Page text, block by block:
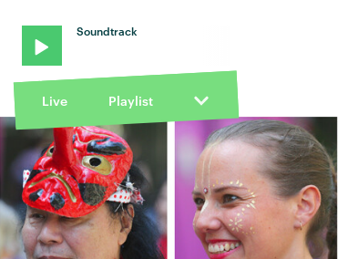
Soundtrack
Live Playlist